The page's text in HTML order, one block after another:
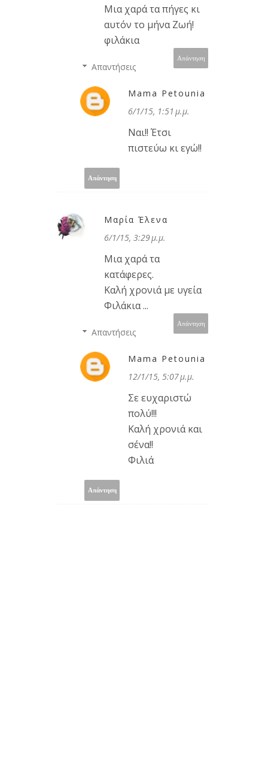
Μια χαρά τα πήγες κι
αυτόν το μήνα Ζωή!
φιλάκια
Απάντηση
Απαντήσεις
Mama Petounia
6/1/15, 1:51 μ.μ.
Ναι!! Έτσι
πιστεύω κι εγώ!!
Απάντηση
Μαρία Έλενα
6/1/15, 3:29 μ.μ.
Μια χαρά τα
κατάφερες.
Καλή χρονιά με υγεία
Φιλάκια ...
Απάντηση
Απαντήσεις
Mama Petounia
12/1/15, 5:07 μ.μ.
Σε ευχαριστώ
πολύ!!!
Καλή χρονιά και
σένα!!
Φιλιά
Απάντηση